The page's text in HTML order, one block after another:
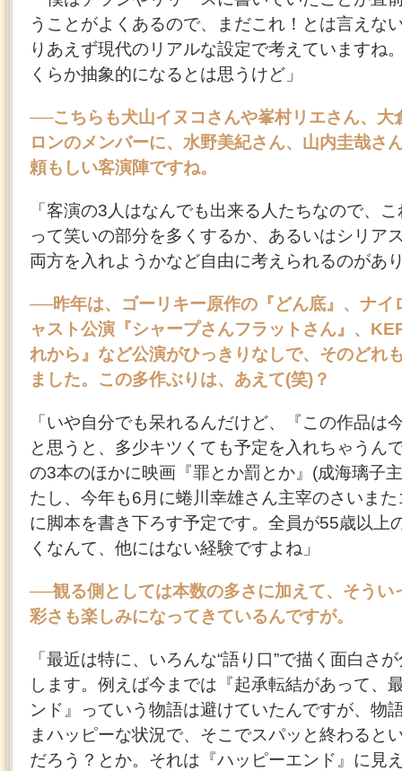
うことがよくあるので、まだこれ！とは言えな
りあえず現代のリアルな設定で考えていますね
くらか抽象的になるとは思うけど」
──こちらも犬山イヌコさんや峯村リエさん、大
ロンのメンバーに、水野美紀さん、山内圭哉さ
頼もしい客演陣ですね。
「客演の3人はなんでも出来る人たちなので、
って笑いの部分を多くするか、あるいはシリア
両方を入れようかなど自由に考えられるのがあ
──昨年は、ゴーリキー原作の『どん底』、ナイ
ャスト公演『シャープさんフラットさん』、
れから』など公演がひっきりなしで、そのどれ
ました。この多作ぶりは、あえて(笑)？
「いや自分でも呆れるんだけど、『この作品は
と思うと、多少キツくても予定を入れちゃうん
の3本のほかに映画『罪とか罰とか』(成海璃子
たし、今年も6月に蜷川幸雄さん主宰のさいま
に脚本を書き下ろす予定です。全員が55歳以上
くなんて、他にはない経験ですよね」
──観る側としては本数の多さに加えて、そうい
彩さも楽しみになってきているんですが。
「最近は特に、いろんな“語り口”で描く面白さ
します。例えば今までは『起承転結があって、
ンド』っていう物語は避けていたんですが、物
まハッピーな状況で、そこでスパッと終わると
だろう？とか。それは『ハッピーエンド』に見